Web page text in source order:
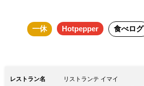
一休 Hotpepper 食べログ
レストラン名
リストランテ イマイ